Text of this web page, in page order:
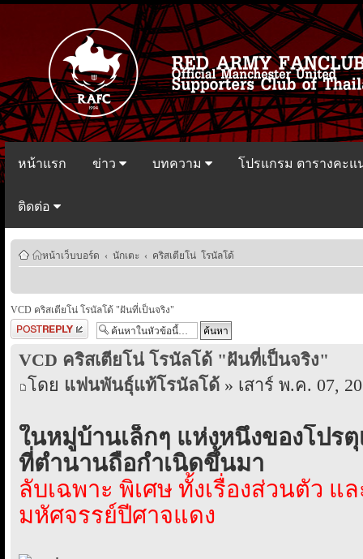
หน้าแรก ข่าว บทความ โปรแกรม ตารางคะ
ติดต่อ
หน้าเว็บบอร์ด ‹ นักเตะ ‹ คริสเตียโน่ โรนัลโด้
VCD คริสเตียโน่ โรนัลโด้ "ฝันที่เป็นจริง"
ตอบกระทู้
VCD คริสเตียโน่ โรนัลโด้ "ฝันที่เป็นจริง"
โดย แฟนพันธุ์แท้โรนัลโด้ » เสาร์ พ.ค. 07,
ในหมู่บ้านเล็กๆ แห่งหนึ่งของโปรตุ
ที่ตำนานถือกำเนิดขึ้นมา
ลับเฉพาะ พิเศษ ทั้งเรื่องส่วนตัว แ
มหัศจรรย์ปีศาจแดง